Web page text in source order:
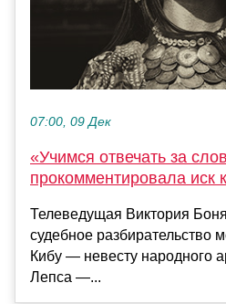
07:00, 09 Дек
«Учимся отвечать за
прокомментировала иск
Телеведущая Виктория
судебное разбирательство
Кибу — невесту народного
Лепса —...